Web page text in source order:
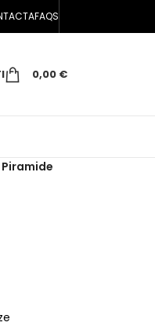
FAQS
0,00 €
Piramide